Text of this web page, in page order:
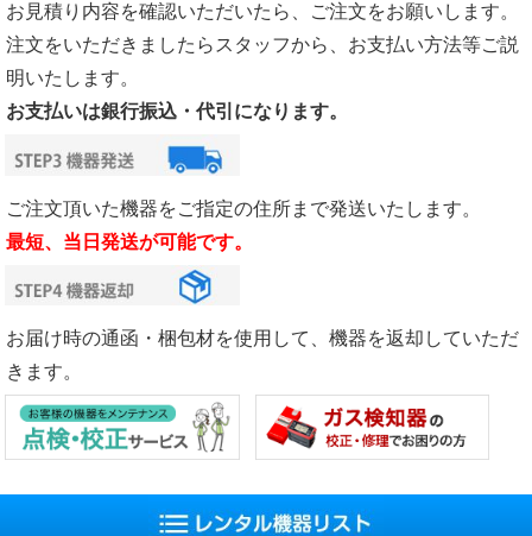
お見積り内容を確認いただいたら、ご注文をお願いします。
注文をいただきましたらスタッフから、お支払い方法等ご説
明いたします。
お支払いは銀行振込・代引になります。
ご注文頂いた機器をご指定の住所まで発送いたします。
最短、当日発送が可能です。
お届け時の通函・梱包材を使用して、機器を返却していただ
きます。